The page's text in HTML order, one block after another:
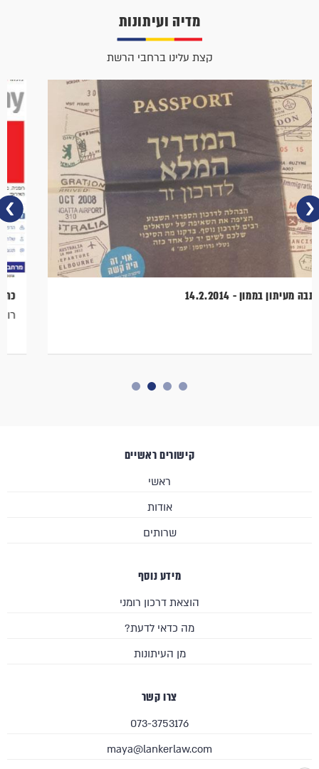
מדיה ועיתונות
קצת עלינו ברחבי הרשת
כתבה מעיתון בממון - 14.2.2014
קישורים ראשיים
ראשי
אודות
שרותים
מידע נוסף
הוצאת דרכון רומני
מה כדאי לדעת?
מן העיתונות
צרו קשר
073-3753176
maya@lankerlaw.com